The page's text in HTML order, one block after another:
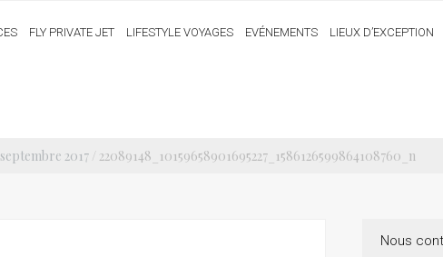
FLY PRIVATE JET LIFESTYLE VOYAGES EVÉNEMENTS LIEUX D’EXCEPTION
2017 / 22089148_10159658901695227_1586126599864108760_n
Nous